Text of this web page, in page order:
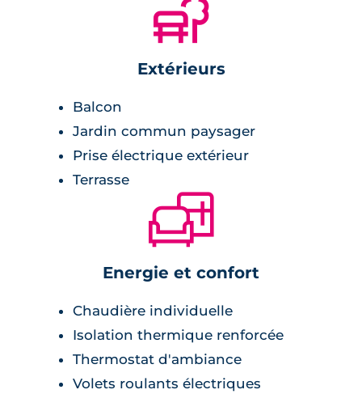
renouvellement, grâce à son
architecture travaillée en volumes
toitures, qui englobent de nombreux
balcons et terrasses prolongeant
généreusement chaque logement.
Ces volumes sont discrètement
colorés dans un camaïeu de gris et
de bleus. Le cœur du projet
aménagé en jardin, apportant calme
et fraîcheur, se déverse en gradins
successifs sur la coulée verte et
lointain.
Phillipe Clénet & Guillaume Brosset,
Agence Clénet Brosset BNR
🌲
Extérieurs
Balcon
Jardin commun paysager
Prise électrique extérieur
Terrasse
🛋
Energie et confort
Chaudière individuelle
Isolation thermique renforcée
Thermostat d'ambiance
Volets roulants électriques